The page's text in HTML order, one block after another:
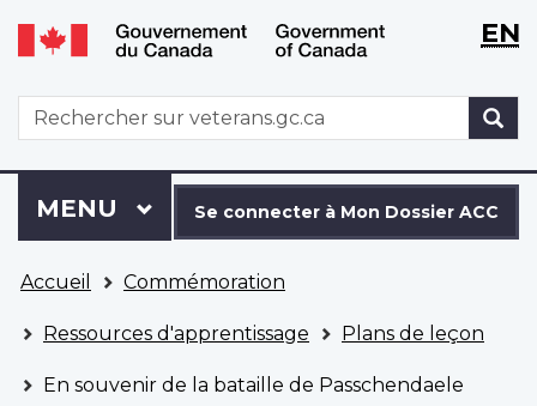
Aller
au
principal
Passer
à
version
HTML
simplifiée
WxT
WxTEN
WxT
Search
form
connecter
à
Dossier
ACC
Se connecter à Mon Dossier ACC
Menu
MENU PRINCIPAL
êtes
ici
Accueil Commémoration
Ressources d'apprentissage Plans de leçon
En souvenir de la bataille de Passchendaele